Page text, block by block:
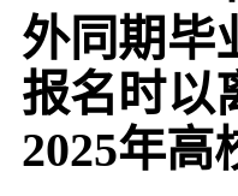
外同期毕
报名时以
2025年高